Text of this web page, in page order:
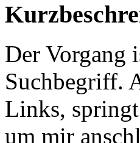
Der Vorgang
Suchbegriff.
Links, springt
um mir